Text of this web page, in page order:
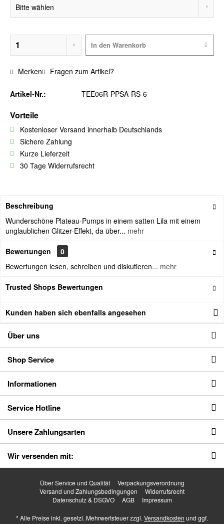
In den Warenkorb
Merken Fragen zum Artikel?
Artikel-Nr.: TEE06R-PPSA-RS-6
Vorteile
Kostenloser Versand innerhalb Deutschlands
Sichere Zahlung
Kurze Lieferzeit
30 Tage Widerrufsrecht
Beschreibung
Wunderschöne Plateau-Pumps in einem satten Lila mit einem
unglaublichen Glitzer-Effekt, da über... mehr
Bewertungen
0
Bewertungen lesen, schreiben und diskutieren... mehr
Trusted Shops Bewertungen
Kunden haben sich ebenfalls angesehen
Über uns
Shop Service
Informationen
Service Hotline
Unsere Zahlungsarten
Wir versenden mit:
Über Service und Qualität
Verpackungsverordnung
Versand und Zahlungsbedingungen
Widerrufsrecht
Datenschutz & DSGVO
AGB Impressum
* Alle Preise inkl. gesetzl. Mehrwertsteuer zzgl. Versandkosten und ggf.